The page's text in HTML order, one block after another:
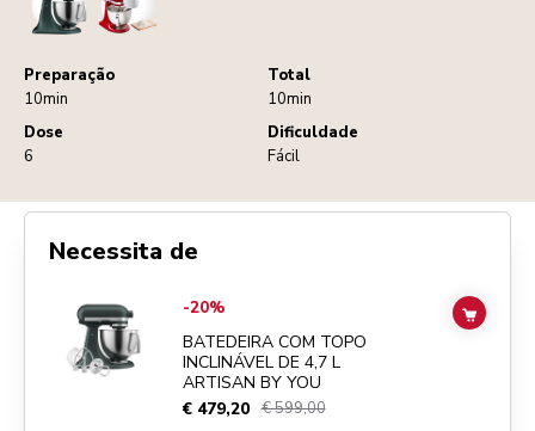
Preparação
10min
Total
10min
Dose
6
Dificuldade
Fácil
Necessita de
Go toBATEDEIRA COM TOPO INCLINÁVEL DE 4,7 L ARTISAN BY
-20%
BATEDEIRA COM TOPO
INCLINÁVEL DE 4,7 L
ARTISAN BY YOU
€ 479,20 € 599,00
ADD